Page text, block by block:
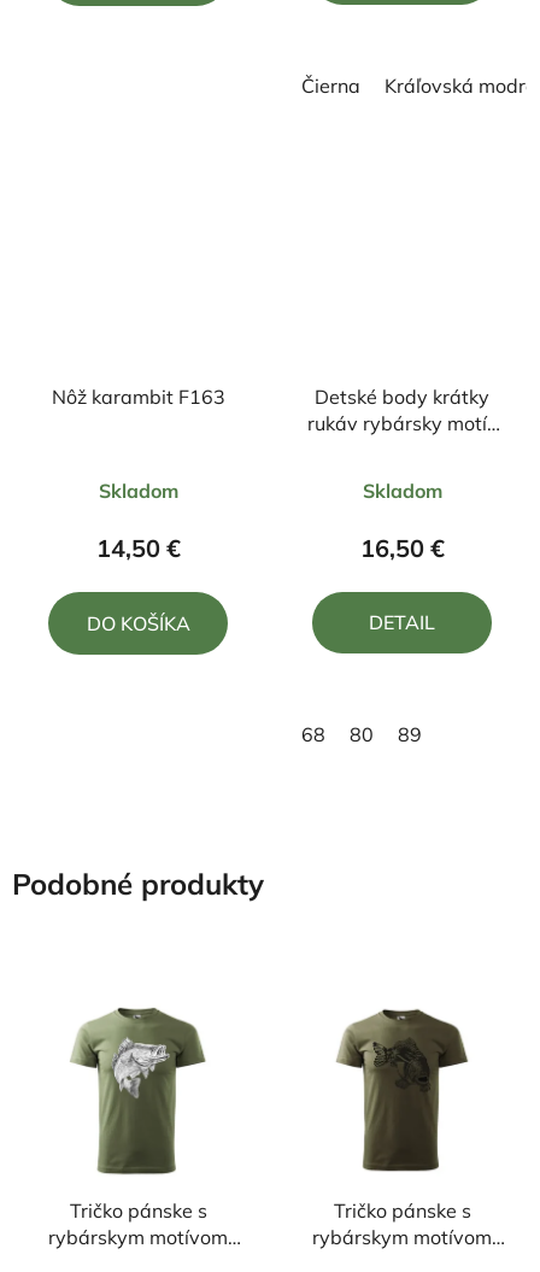
Čierna Kráľovská modrá
Nôž karambit F163
hodnotenie
produktu
z
Skladom
14,50 €
DO KOŠÍKA
Detské body krátky
rukáv rybársky motív
hodnotenie
produktu
z
Skladom
16,50 €
DETAIL
68 80 89
Podobné produkty
Tričko pánske s
rybárskym motívom
Tričko pánske s
rybárskym motívom